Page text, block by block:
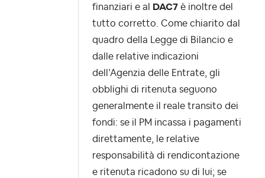
finanziari e al
DAC7 è inoltre del
tutto corretto. Come chiarito dal
quadro della Legge di Bilancio e
dalle relative indicazioni
dell’Agenzia delle Entrate, gli
obblighi di ritenuta seguono
generalmente il reale transito dei
fondi: se il PM incassa i pagamenti
direttamente, le relative
responsabilità di rendicontazione
e ritenuta ricadono su di lui; se